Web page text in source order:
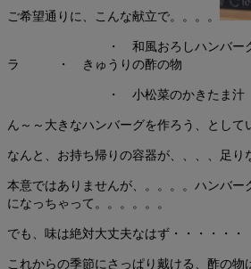
ご希望通りに、こんな献立で。。。。
・ 和風おろしハンバー
ラ ・ きゅうりの酢の物
・ 小松菜のかきたま
ん～～大きなハンバーグを作ろう、として
なんと、お持ち帰りの容器が、、、、足り
本意ではありませんが、。。。。ハンバー
になっちゃって。。。。。。
でも、味は絶対大丈夫なはず・・・・・・
これからの季節にさっぱり戴ける、酢の物